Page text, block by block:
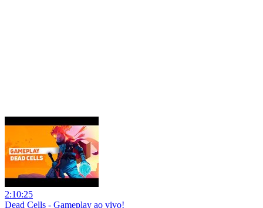
2:10:25
Dead Cells - Gameplay ao vivo!